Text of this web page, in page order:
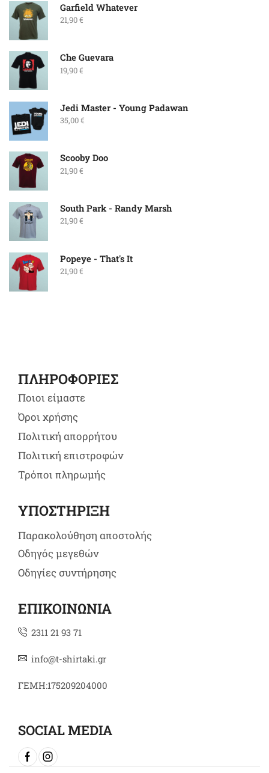
Garfield Whatever
21,90€
Che Guevara
19,90€
Jedi Master - Young Padawan
35,00€
Scooby Doo
21,90€
South Park - Randy Marsh
21,90€
Popeye - That's It
21,90€
ΠΛΗΡΟΦΟΡΙΕΣ
Ποιοι είμαστε
Όροι χρήσης
Πολιτική απορρήτου
Πολιτική επιστροφών
Τρόποι πληρωμής
ΥΠΟΣΤΗΡΙΞΗ
Παρακολούθηση αποστολής
Οδηγός μεγεθών
Οδηγίες συντήρησης
ΕΠΙΚΟΙΝΩΝΙΑ
2311 21 93 71
info@t-shirtaki.gr
ΓΕΜΗ:175209204000
SOCIAL MEDIA